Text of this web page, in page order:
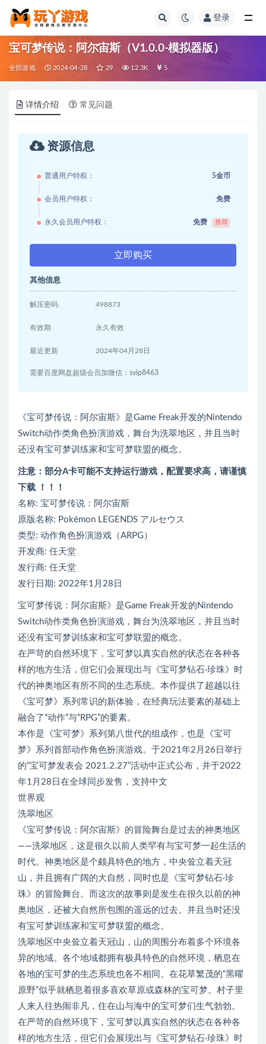
登录
宝可梦传说：阿尔宙斯（V1.0.0-模拟器版）
全部游戏 2024-04-28 29 12.3K 5
详情介绍 常见问题
资源信息
普通用户特权： 5金币
会员用户特权： 免费
永久会员用户特权： 免费 推荐
立即购买
其他信息
解压密码 498873
有效期 永久有效
最近更新 2024年04月28日
需要百度网盘超级会员加微信：svip8463
《宝可梦传说：阿尔宙斯》是Game Freak开发的Nintendo
Switch动作类角色扮演游戏，舞台为洗翠地区，并且当时
还没有宝可梦训练家和宝可梦联盟的概念。
注意： 部分A卡可能不支持运行游戏， 配置要求高，请谨慎
下载 ！！！
名称: 宝可梦传说：阿尔宙斯
原版名称: Pokémon LEGENDS アルセウス
类型: 动作角色扮演游戏（ARPG）
开发商: 任天堂
发行商: 任天堂
发行日期: 2022年1月28日
宝可梦传说：阿尔宙斯》是Game Freak开发的Nintendo
Switch动作类角色扮演游戏，舞台为洗翠地区，并且当时
还没有宝可梦训练家和宝可梦联盟的概念。
在严苛的自然环境下，宝可梦以真实自然的状态在各种各
样的地方生活，但它们会展现出与《宝可梦钻石·珍珠》时
代的神奥地区有所不同的生态系统。本作提供了超越以往
《宝可梦》系列常识的新体验，在经典玩法要素的基础上
融合了“动作”与“RPG”的要素。
本作是《宝可梦》系列第八世代的组成作，也是《宝可
梦》系列首部动作角色扮演游戏。于2021年2月26日举行
的“宝可梦发表会 2021.2.27”活动中正式公布，并于2022
年1月28日在全球同步发售，支持中文
世界观
洗翠地区
《宝可梦传说：阿尔宙斯》的冒险舞台是过去的神奥地区
——洗翠地区，这是很久以前人类罕有与宝可梦一起生活的
时代。神奥地区是个颇具特色的地方，中央耸立着天冠
山，并且拥有广阔的大自然，同时也是《宝可梦钻石·珍
珠》的冒险舞台。而这次的故事则是发生在很久以前的神
奥地区，还被大自然所包围的遥远的过去。并且当时还没
有宝可梦训练家和宝可梦联盟的概念。
洗翠地区中央耸立着天冠山，山的周围分布着多个环境各
异的地域。各个地域都拥有极具特色的自然环境，栖息在
各地的宝可梦的生态系统也各不相同。在花草繁茂的“黑曜
原野”似乎就栖息着很多喜欢草原或森林的宝可梦。村子里
人来人往热闹非凡，住在山与海中的宝可梦们生气勃勃。
在严苛的自然环境下，宝可梦以真实自然的状态在各种各
样的地方生活，但它们会展现出与《宝可梦钻石·珍珠》时